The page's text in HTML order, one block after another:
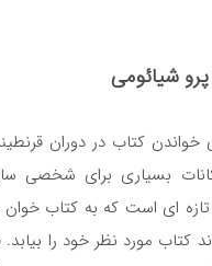
شیائومی
کتاب در دوران
بسیاری برای شخصی
ای است که به کتاب خوان